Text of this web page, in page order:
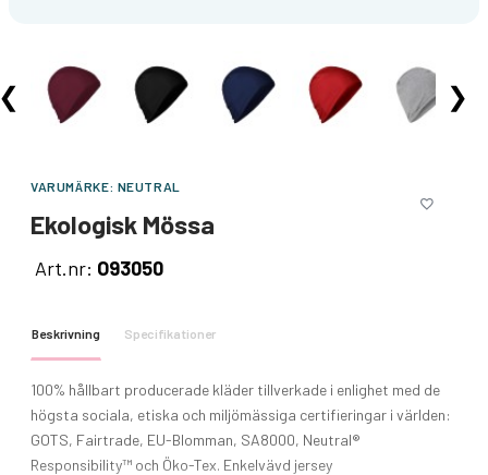
❯
VARUMÄRKE: NEUTRAL
Ekologisk Mössa
Art.nr: O93050
Beskrivning Specifikationer
100% hållbart producerade kläder tillverkade i enlighet med de
högsta sociala, etiska och miljömässiga certifieringar i världen:
GOTS, Fairtrade, EU-Blomman, SA8000, Neutral®
Responsibility™ och Öko-Tex. Enkelvävd jersey